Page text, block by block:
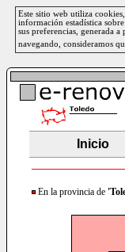
Este sitio web utiliza
información estadística
sus preferencias, generada
navegando, consideramos
Inicio
En la provincia de